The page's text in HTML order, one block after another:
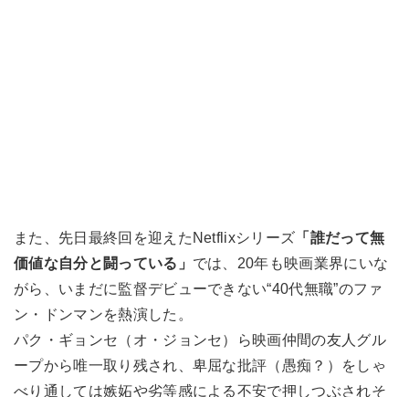
また、先日最終回を迎えたNetflixシリーズ 「誰だって無
価値な自分と闘っている」 では、20年も映画業界にいな
がら、いまだに監督デビューできない“40代無職”のファ
ン・ドンマンを熱演した。
パク・ギョンセ（オ・ジョンセ）ら映画仲間の友人グル
ープから唯一取り残され、卑屈な批評（愚痴？）をしゃ
べり通しては嫉妬や劣等感による不安で押しつぶされそ